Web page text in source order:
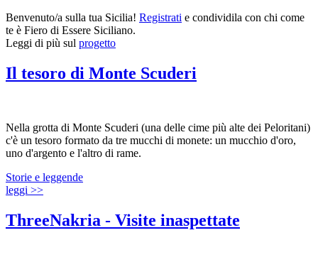
Benvenuto/a sulla tua Sicilia! Registrati e condividila con chi come
te è Fiero di Essere Siciliano.
Leggi di più sul progetto
Il tesoro di Monte Scuderi
Nella grotta di Monte Scuderi (una delle cime più alte dei Peloritani)
c'è un tesoro formato da tre mucchi di monete: un mucchio d'oro,
uno d'argento e l'altro di rame.
Storie e leggende
leggi >>
ThreeNakria - Visite inaspettate